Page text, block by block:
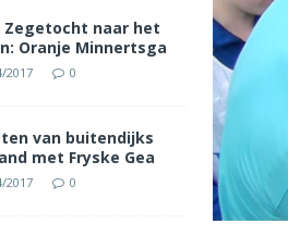
Zegetocht naar het
Oranje Minnertsga
2017 0
van buitendijks
met Fryske Gea
2017 0